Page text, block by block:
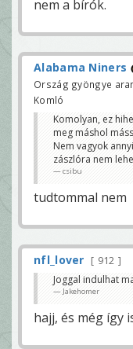
nem a bírók.
Alabama Niners
Ország gyöngye
Komló
Komolyan, ez
meg máshol
Nem vagyok
zászlóra nem
csibu
tudtommal nem
nfl_lover
912
Joggal indulhat
Jakehomer
hajj, és még így